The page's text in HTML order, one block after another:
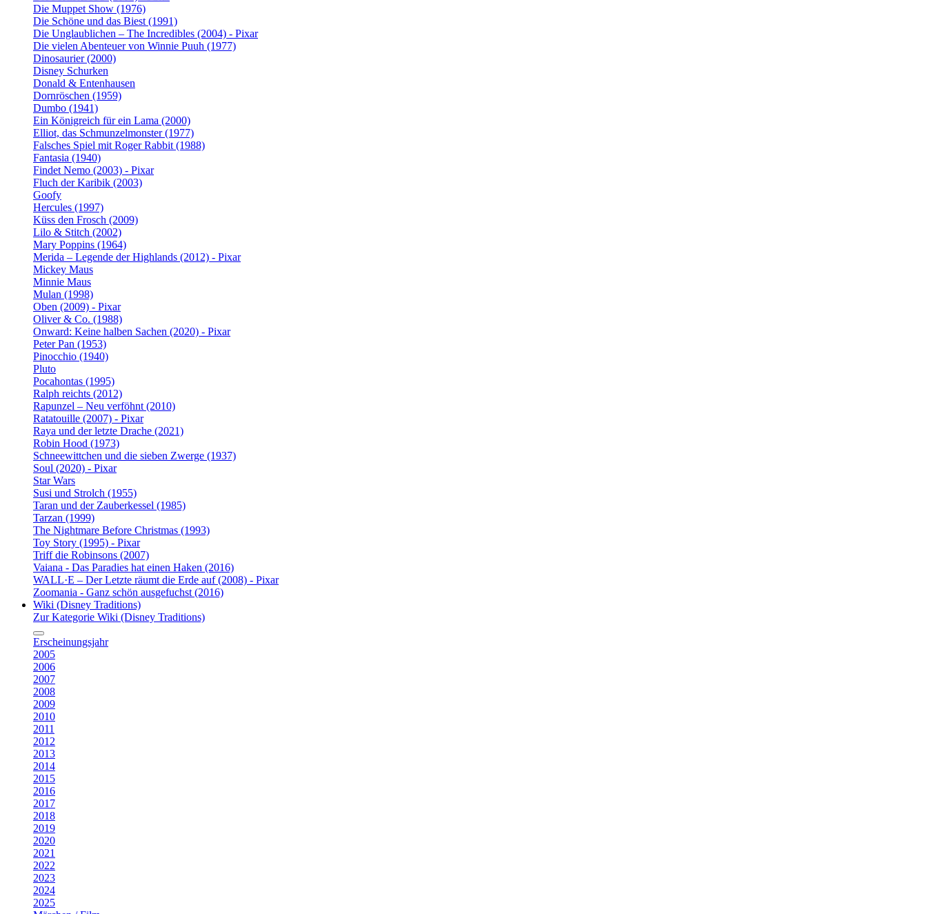
Die Muppet Show (1976)
Die Schöne und das Biest (1991)
Die Unglaublichen – The Incredibles (2004) - Pixar
Die vielen Abenteuer von Winnie Puuh (1977)
Dinosaurier (2000)
Disney Schurken
Donald & Entenhausen
Dornröschen (1959)
Dumbo (1941)
Ein Königreich für ein Lama (2000)
Elliot, das Schmunzelmonster (1977)
Falsches Spiel mit Roger Rabbit (1988)
Fantasia (1940)
Findet Nemo (2003) - Pixar
Fluch der Karibik (2003)
Goofy
Hercules (1997)
Küss den Frosch (2009)
Lilo & Stitch (2002)
Mary Poppins (1964)
Merida – Legende der Highlands (2012) - Pixar
Mickey Maus
Minnie Maus
Mulan (1998)
Oben (2009) - Pixar
Oliver & Co. (1988)
Onward: Keine halben Sachen (2020) - Pixar
Peter Pan (1953)
Pinocchio (1940)
Pluto
Pocahontas (1995)
Ralph reichts (2012)
Rapunzel – Neu verföhnt (2010)
Ratatouille (2007) - Pixar
Raya und der letzte Drache (2021)
Robin Hood (1973)
Schneewittchen und die sieben Zwerge (1937)
Soul (2020) - Pixar
Star Wars
Susi und Strolch (1955)
Taran und der Zauberkessel (1985)
Tarzan (1999)
The Nightmare Before Christmas (1993)
Toy Story (1995) - Pixar
Triff die Robinsons (2007)
Vaiana - Das Paradies hat einen Haken (2016)
WALL·E – Der Letzte räumt die Erde auf (2008) - Pixar
Zoomania - Ganz schön ausgefuchst (2016)
Wiki (Disney Traditions)
Zur Kategorie Wiki (Disney Traditions)
Erscheinungsjahr
2005
2006
2007
2008
2009
2010
2011
2012
2013
2014
2015
2016
2017
2018
2019
2020
2021
2022
2023
2024
2025